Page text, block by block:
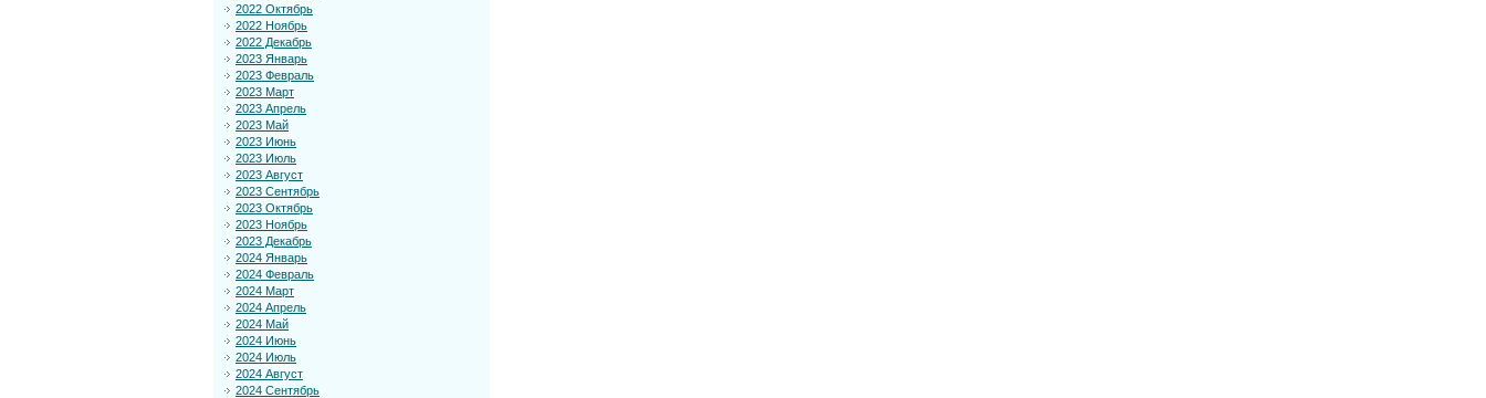
2022 Октябрь
2022 Ноябрь
2022 Декабрь
2023 Январь
2023 Февраль
2023 Март
2023 Апрель
2023 Май
2023 Июнь
2023 Июль
2023 Август
2023 Сентябрь
2023 Октябрь
2023 Ноябрь
2023 Декабрь
2024 Январь
2024 Февраль
2024 Март
2024 Апрель
2024 Май
2024 Июнь
2024 Июль
2024 Август
2024 Сентябрь